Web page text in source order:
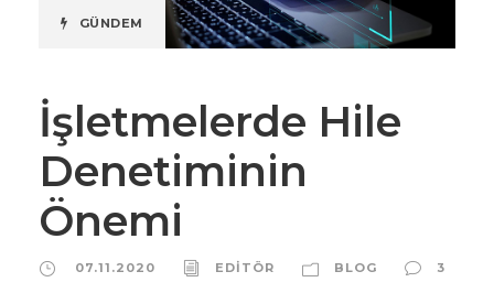
GÜNDEM
İşletmelerde Hile
Denetiminin
Önemi
07.11.2020 EDİTÖR BLOG 3